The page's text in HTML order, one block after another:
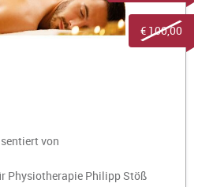
von
Physiotherapie Philipp Stöß
€ 100,00